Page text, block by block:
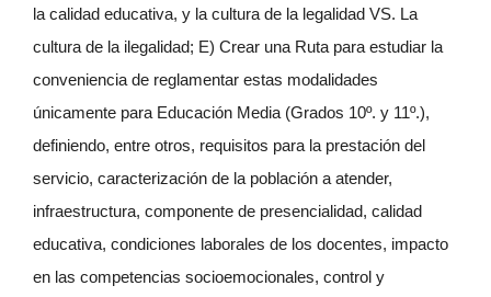
la calidad educativa, y la cultura de la legalidad VS. La
cultura de la ilegalidad; E) Crear una Ruta para estudiar la
conveniencia de reglamentar estas modalidades
únicamente para Educación Media (Grados 10º. y 11º.),
definiendo, entre otros, requisitos para la prestación del
servicio, caracterización de la población a atender,
infraestructura, componente de presencialidad, calidad
educativa, condiciones laborales de los docentes, impacto
en las competencias socioemocionales, control y